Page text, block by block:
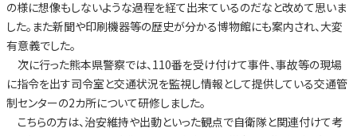
の様に想像もしないような過程を経て出来ているのだなと改めて思いま
した。また新聞や印刷機器等の歴史が分かる博物館にも案内され、大変
有意義でした。
次に行った熊本県警察では、110番を受け付けて事件、事故等の現場
に指令を出す司令室と交通状況を監視し情報として提供している交通管
制センターの2カ所について研修しました。
こちらの方は、治安維持や出動といった観点で自衛隊と関連付けて考